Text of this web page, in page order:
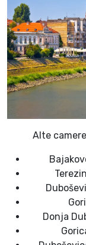
Alte
Donja